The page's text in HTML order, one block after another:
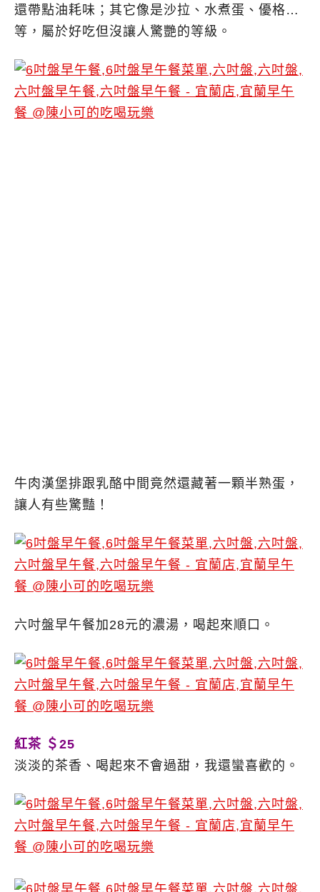
還帶點油耗味；其它像是沙拉、水煮蛋、優格…
等，屬於好吃但沒讓人驚艷的等級。
牛肉漢堡排跟乳酪中間竟然還藏著一顆半熟蛋，
讓人有些驚豔！
六吋盤早午餐加28元的濃湯，喝起來順口。
紅茶 ＄25
淡淡的茶香、喝起來不會過甜，我還蠻喜歡的。